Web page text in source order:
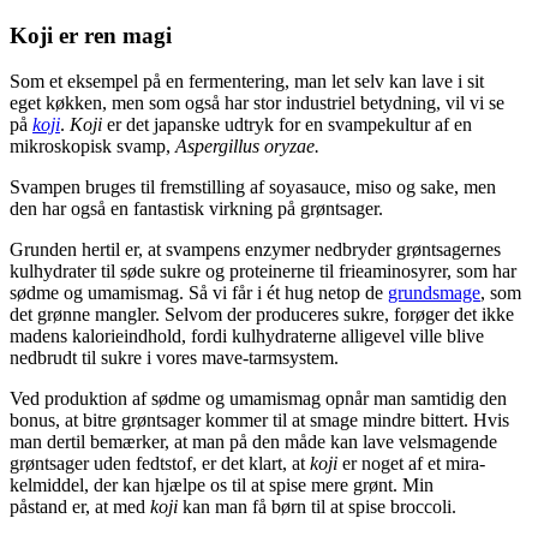
Koji er ren magi
Som et eksempel på en fermente­ring, man let selv kan lave i sit
eget køkken, men som også har stor industriel betydning, vil vi se
på koji. Koji er det japanske udtryk for en svampekultur af en
mikrosko­pisk svamp,Aspergillus oryzae.
Svampen bruges til fremstilling af soyasauce, miso og sake, men
den har også en fantastisk virkning på grøntsager.
Grunden hertil er, at svampens enzymer nedbryder grøntsager­nes
kulhydrater til søde sukre og proteinerne til frieaminosyrer, som har
sødme og umami­smag. Så vi får i ét hug netop de grundsmage, som
det grønne mangler. Selvom der produceres sukre, forøger det ikke
madens kalorieindhold, fordi kulhydraterne alligevel ville blive
nedbrudt til sukre i vores mave­-tarmsystem.
Ved produktion af sødme og umami­smag opnår man samtidig den
bonus, at bitre grøntsager kommer til at smage mindre bittert. Hvis
man dertil bemærker, at man på den måde kan lave velsmagen­de
grøntsager uden fedtstof, er det klart, atkoji er noget af et mira­
kelmiddel, der kan hjælpe os til at spise mere grønt. Min
påstand er, at med koji kan man få børn til at spise broccoli.